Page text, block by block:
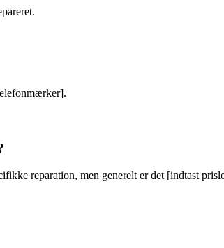
reparation, men generelt er det [indtast